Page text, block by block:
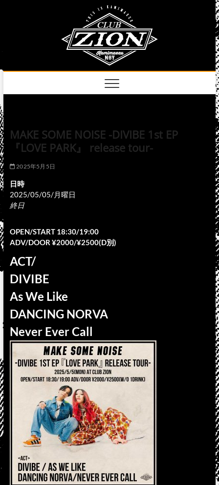
MAKE SOME NOISE -DIVIBE 1st EP
『LOVE PARK』 release tour-
2025年5月5日
日時
2025/05/05/月曜日
終日
OPEN/START 18:30/19:00
ADV/DOOR ¥2000/¥2500(D別)
ACT/
DIVIBE
As We Like
DANCING NORVA
Never Ever Call